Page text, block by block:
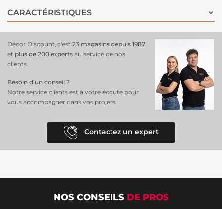
appliquez simplement de la colle sur le mur, sans le besoin de
mouiller le papier, ce qui le rend accessible même aux bricoleurs
ce revêtement mural s’adapte à tous les espaces, ajoutant une
touche de sophistication. Avec le
papier peint baroque
anthracite, offrez à votre intérieur un look raffiné et intemporel, tout
en garantissant un entretien simple et une durabilité exceptionnelle.
CARACTÉRISTIQUES
Décor Discount, c'est 23 magasins depuis 1987
et plus de 200 experts au service de nos
clients.
Besoin d’un conseil ?
Notre service clients est à votre écoute pour
vous accompagner dans vos projets.
Contactez un expert
NOS CONSEILS DE PROS